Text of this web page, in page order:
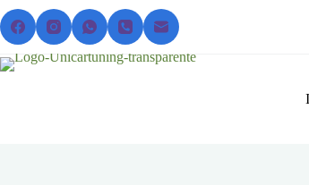
Pular
para
o
conteúdo